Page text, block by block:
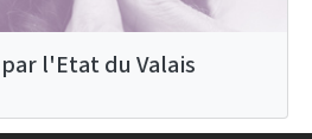
l'Etat du Valais